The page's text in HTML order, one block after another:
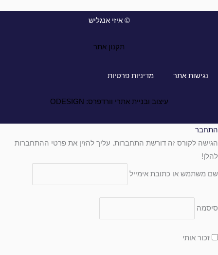
© איזי אנגליש
תקנון אתר
נגישות אתר מדיניות פרטיות
עיצוב ובניית אתרי וורדפרס: ODESIGN
התחבר
הגישה לקורס זה דורשת התחברות. עליך להזין את פרטי ההתחברות
להלן!
שם משתמש או כתובת אימייל
סיסמה
זכור אותי